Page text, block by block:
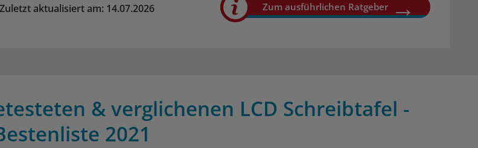
Zuletzt aktualisiert am: 14.07.2026 Zum ausführlichen Ratgeber
& verglichenen LCD Schreibtafel -
2021